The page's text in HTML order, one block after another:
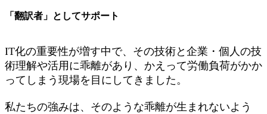
「翻訳者」としてサポート
IT化の重要性が増す中で、その技術と企業・個人の技
術理解や活用に乖離があり、かえって労働負荷がかか
ってしまう現場を目にしてきました。
私たちの強みは、そのような乖離が生まれないよう